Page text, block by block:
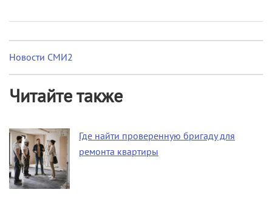
Новости СМИ2
Читайте также
Где найти проверенную бригаду для
ремонта квартиры